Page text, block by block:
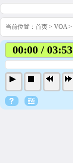
当前位置： 首页 > VOA>
00:00 / 03:53